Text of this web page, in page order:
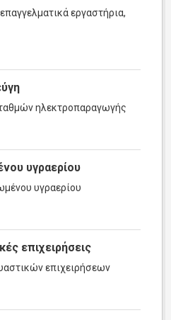
εργαστήρια,
ηλεκτροπαραγωγής
υγραερίου
υγραερίου
επιχειρήσεις
επιχειρήσεων